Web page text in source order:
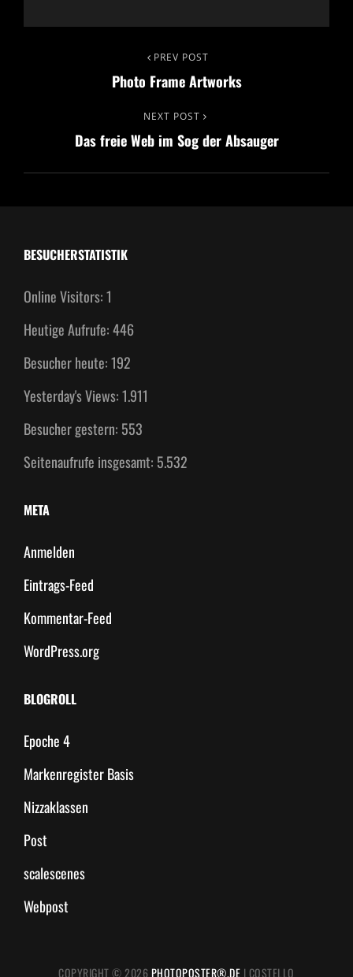
Beitragsnavigation
PREV POST
Photo Frame Artworks
NEXT POST
Das freie Web im Sog der Absauger
BESUCHERSTATISTIK
Online Visitors:1
Heutige Aufrufe:446
Besucher heute:192
Yesterday's Views:1.911
Besucher gestern: 553
Seitenaufrufe insgesamt: 5.532
META
Anmelden
Eintrags-Feed
Kommentar-Feed
WordPress.org
BLOGROLL
Epoche 4
Markenregister Basis
Nizzaklassen
Post
scalescenes
Webpost
COPYRIGHT © 2026PHOTOPOSTER®.DE |COSTELLO